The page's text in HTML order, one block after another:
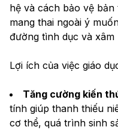
hệ và cách bảo vệ
mang thai ngoài ý
đường tình dục và xâm
Lợi ích của việc giáo
Tăng cường kiến
tính giúp thanh thiếu
cơ thể, quá trình sinh